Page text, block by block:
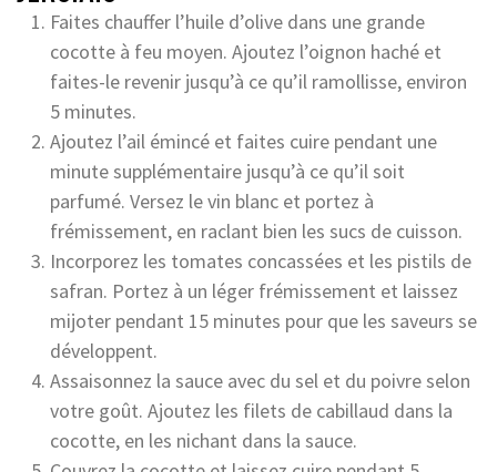
Faites chauffer l’huile d’olive dans une grande
cocotte à feu moyen. Ajoutez l’oignon haché et
faites-le revenir jusqu’à ce qu’il ramollisse, environ
5 minutes.
Ajoutez l’ail émincé et faites cuire pendant une
minute supplémentaire jusqu’à ce qu’il soit
parfumé. Versez le vin blanc et portez à
frémissement, en raclant bien les sucs de cuisson.
Incorporez les tomates concassées et les pistils de
safran. Portez à un léger frémissement et laissez
mijoter pendant 15 minutes pour que les saveurs se
développent.
Assaisonnez la sauce avec du sel et du poivre selon
votre goût. Ajoutez les filets de cabillaud dans la
cocotte, en les nichant dans la sauce.